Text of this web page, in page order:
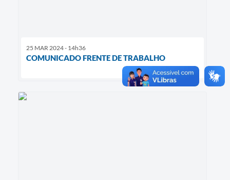
25 MAR 2024 - 14h36
COMUNICADO FRENTE DE TRABALHO